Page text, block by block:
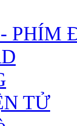
PHÍM
TỬ